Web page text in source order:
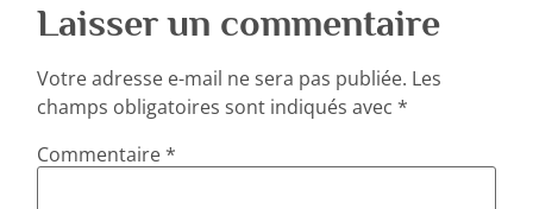
Laisser un commentaire
Votre adresse e-mail ne sera pas publiée. Les
champs obligatoires sont indiqués avec*
Commentaire*